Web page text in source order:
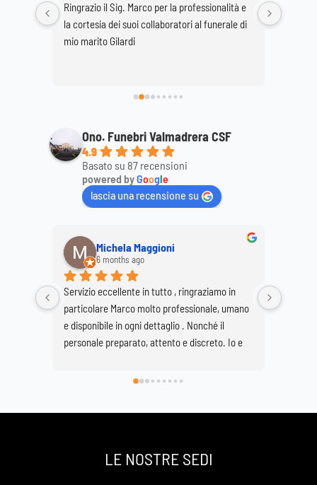
Ringrazio il Sig. Marco per la professionalità e
la cortesia dei suoi collaboratori al funerale di
mio marito Gilardi
Ono. Funebri Valmadrera CSF
4.9
Basato su 87 recensioni
powered byGoogle
lascia una recensione su
Michela Maggioni
6 months ago
Servizio eccellente in tutto , ringraziamo in
particolare Marco molto professionale, umano
e disponibile in ogni dettaglio . Nonché il
personale preparato, attento e discreto. Io e
di avervi scelto e così facendo onorato al
spenta a 89 anni ma che sarà per sempre la
Daniela e Giovanna Bonaiti
LE NOSTRE SEDI